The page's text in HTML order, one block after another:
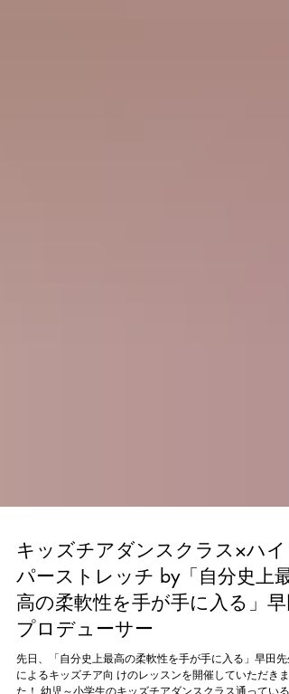
キッズチアダンスクラス×ハイ
パーストレッチ by「自分史上最
高の柔軟性を手が手に入る」早
プロデューサー
先日、「自分史上最高の柔軟性を手が手に入る」早田先